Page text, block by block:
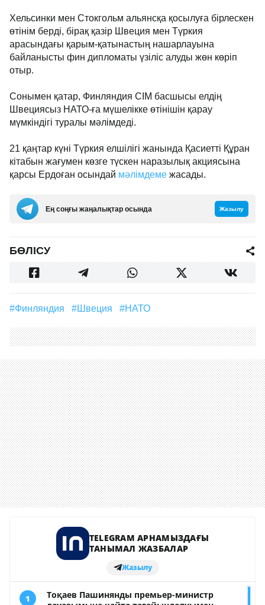
Хельсинки мен Стокгольм альянсқа қосылуға бірлескен
өтінім берді, бірақ қазір Швеция мен Түркия
арасындағы қарым-қатынастың нашарлауына
байланысты фин дипломаты үзіліс алуды жөн көріп
отыр.
Сонымен қатар, Финляндия СІМ басшысы елдің
Швециясыз НАТО-ға мүшелікке өтінішін қарау
мүмкіндігі туралы мәлімдеді.
21 қаңтар күні Түркия елшілігі жанында Қасиетті Құран
кітабын жағумен көзге түскен наразылық акциясына
қарсы Ердоған осындай мәлімдеме жасады.
Ең соңғы жаңалықтар осында Жазылу
БӨЛІСУ
#Финляндия #Швеция #НАТО